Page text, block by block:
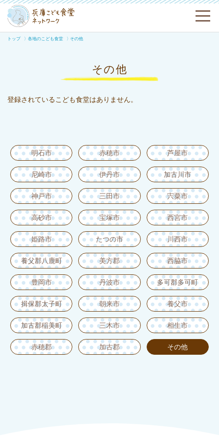
トップ 各地のこども食堂 その他
その他
登録されているこども食堂はありません。
明石市 赤穂市 芦屋市
尼崎市 伊丹市 加古川市
神戸市 三田市 宍粟市
高砂市 宝塚市 西宮市
姫路市 たつの市 川西市
養父郡八鹿町 美方郡 西脇市
豊岡市 丹波市 多可郡多可町
揖保郡太子町 朝来市 養父市
加古郡稲美町 三木市 相生市
赤穂郡 加古郡 その他